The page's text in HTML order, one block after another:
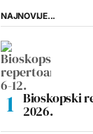
NAJNOVIJE...
Bioskopski
2026.